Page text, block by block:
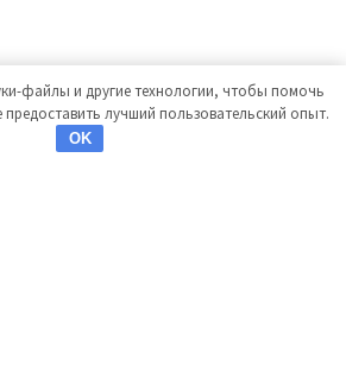
файлы и другие технологии, чтобы помочь
предоставить лучший пользовательский опыт.
OK